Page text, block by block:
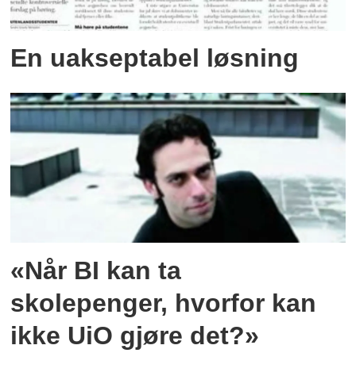
En uakseptabel løsning
«Når BI kan ta
skolepenger, hvorfor kan
ikke UiO gjøre det?»